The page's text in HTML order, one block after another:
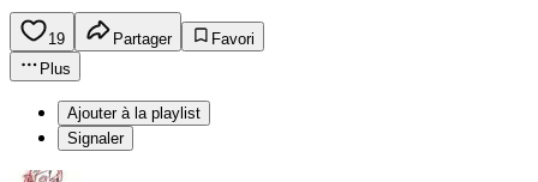
19 Partager
Favori
Plus
Ajouter à la playlist
Signaler